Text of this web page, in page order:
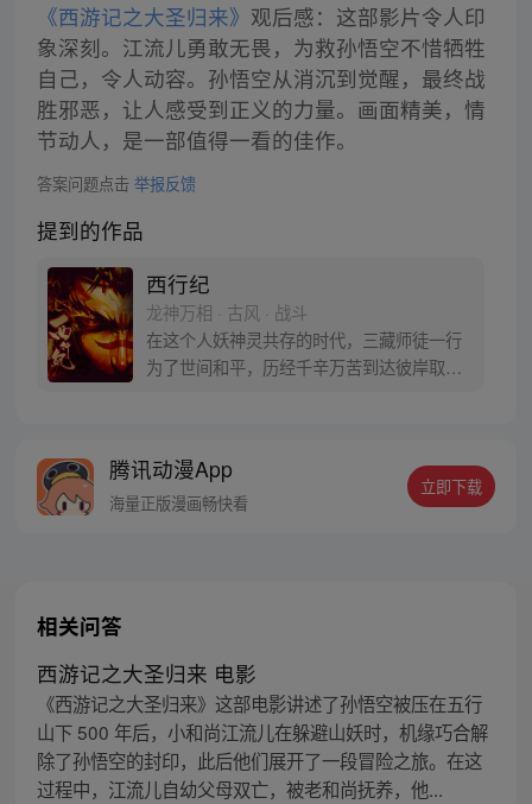
《西游记之大圣归来》 观后感：这部影片令人印
象深刻。江流儿勇敢无畏，为救孙悟空不惜牺牲
自己，令人动容。孙悟空从消沉到觉醒，最终战
胜邪恶，让人感受到正义的力量。画面精美，情
节动人，是一部值得一看的佳作。
答案问题点击 举报反馈
提到的作品
西行纪
龙神万相 · 古风 · 战斗
在这个人妖神灵共存的时代，三藏师徒一行
为了世间和平，历经千辛万苦到达彼岸取
辞万难，找到唐三藏大法师，和他一起重新
寻回徒弟们，组成全新“西行小队”，再度踏
腾讯动漫App
海量正版漫画畅快看
立即下载
相关问答
西游记之大圣归来 电影
《西游记之大圣归来》这部电影讲述了孙悟空被压在五行
山下 500 年后，小和尚江流儿在躲避山妖时，机缘巧合解
除了孙悟空的封印，此后他们展开了一段冒险之旅。在这
过程中，江流儿自幼父母双亡，被老和尚抚养，他...